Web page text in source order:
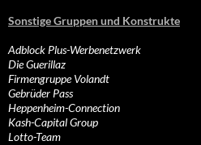
Sonstige Gruppen und Konstrukte
Adblock Plus-Werbenetzwerk
Die Guerillaz
Firmengruppe Volandt
Gebrüder Pass
Heppenheim-Connection
Kash-Capital Group
Lotto-Team